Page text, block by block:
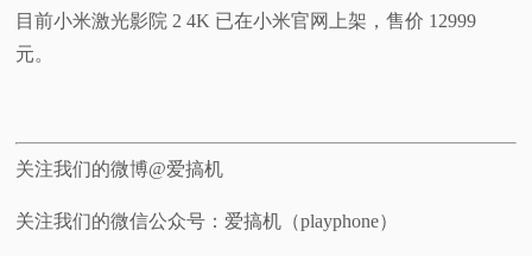
目前小米激光影院 2 4K 已在小米官网上架，售价 12999
元。
关注我们的微博@爱搞机
关注我们的微信公众号：爱搞机（playphone）